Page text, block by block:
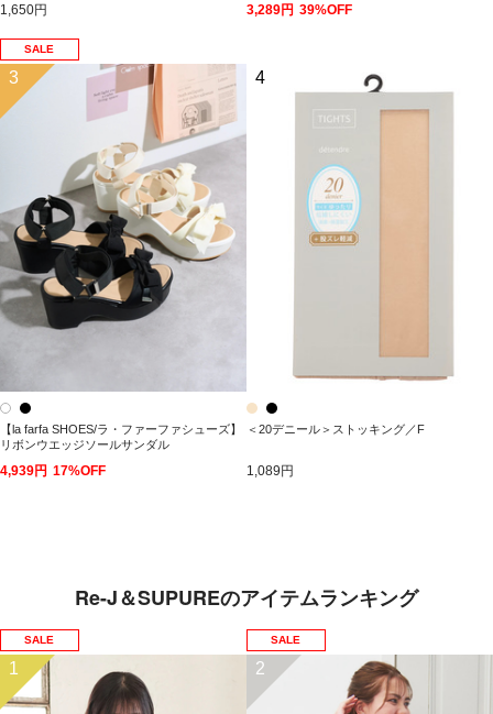
1,650円 3,289円 39%OFF
SALE
3
【la farfa SHOES/ラ・ファーファシューズ】
リボンウエッジソールサンダル
4,939円 17%OFF
4
＜20デニール＞ストッキング／F
1,089円
Re-J＆SUPUREのアイテムランキング
SALE
1
SALE
2